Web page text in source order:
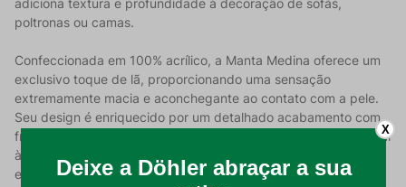
adiciona textura e profundidade à decoração de sofás,
poltronas ou camas.
Confeccionada em 100% acrílico, a Manta Medina oferece um
exclusivo toque de lã, proporcionando uma sensação
extremamente macia e aconchegante ao contato com a pele.
Seu design é enriquecido por um detalhado acabamento com
franjas, que confere um movimento leve e um charme artesanal
à peça, tornando-a um item versátil para compor diferentes
estilos de ambientes com sofisticação.
X